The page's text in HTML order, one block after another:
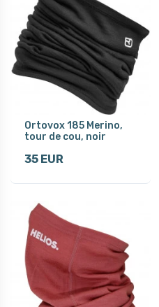
Ortovox 185 Merino,
tour de cou, noir
35 EUR